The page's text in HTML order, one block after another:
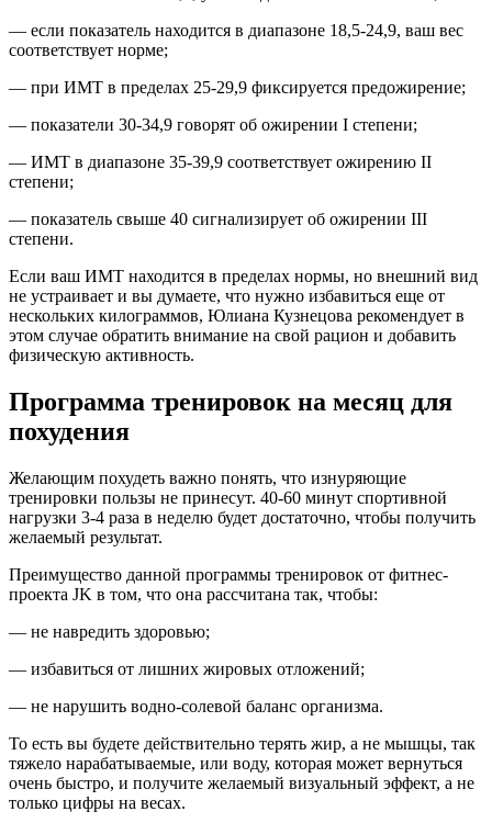
— если показатель находится в диапазоне 18,5-24,9, ваш вес
соответствует норме;
— при ИМТ в пределах 25-29,9 фиксируется предожирение;
— показатели 30-34,9 говорят об ожирении I степени;
— ИМТ в диапазоне 35-39,9 соответствует ожирению II
степени;
— показатель свыше 40 сигнализирует об ожирении III
степени.
Если ваш ИМТ находится в пределах нормы, но внешний вид
не устраивает и вы думаете, что нужно избавиться еще от
нескольких килограммов, Юлиана Кузнецова рекомендует в
этом случае обратить внимание на свой рацион и добавить
физическую активность.
Программа тренировок на месяц для
похудения
Желающим похудеть важно понять, что изнуряющие
тренировки пользы не принесут. 40-60 минут спортивной
нагрузки 3-4 раза в неделю будет достаточно, чтобы получить
желаемый результат.
Преимущество данной программы тренировок от фитнес-
проекта JK в том, что она рассчитана так, чтобы:
— не навредить здоровью;
— избавиться от лишних жировых отложений;
— не нарушить водно-солевой баланс организма.
То есть вы будете действительно терять жир, а не мышцы, так
тяжело нарабатываемые, или воду, которая может вернуться
очень быстро, и получите желаемый визуальный эффект, а не
только цифры на весах.